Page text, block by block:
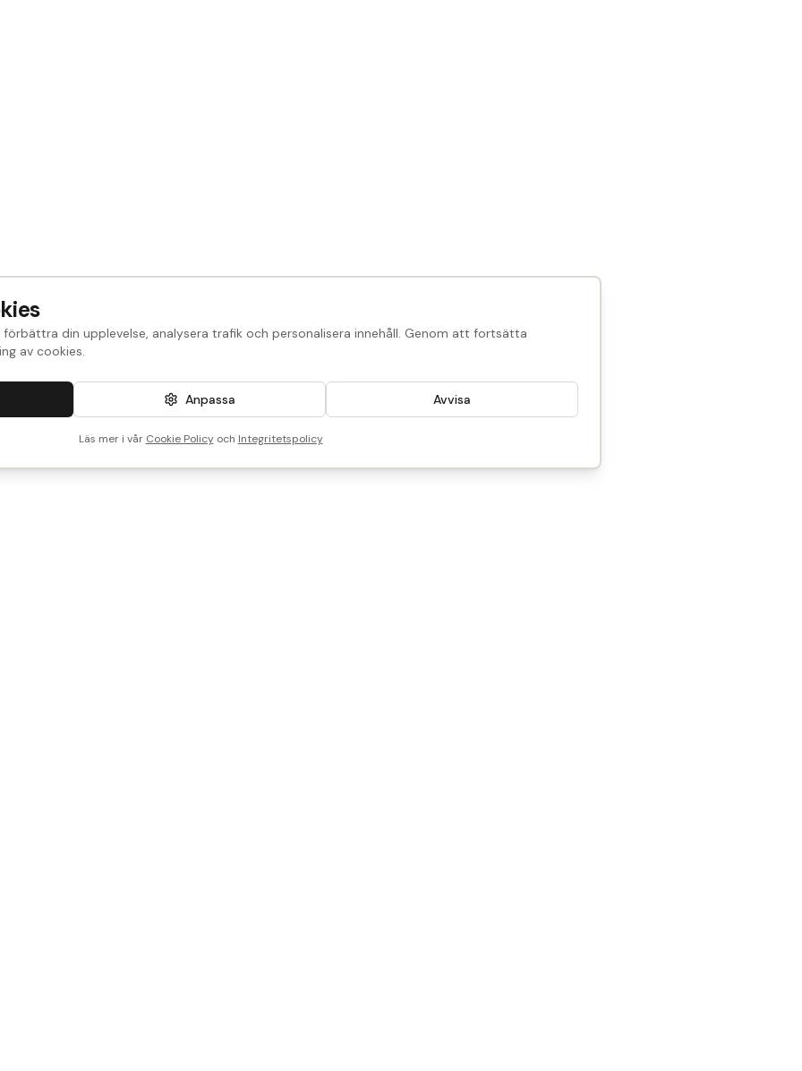
din upplevelse, analysera trafik och personalisera innehåll. Genom att fortsätta
av cookies.
Anpassa Avvisa
Läs mer i vår Cookie Policyoch Integritetspolicy